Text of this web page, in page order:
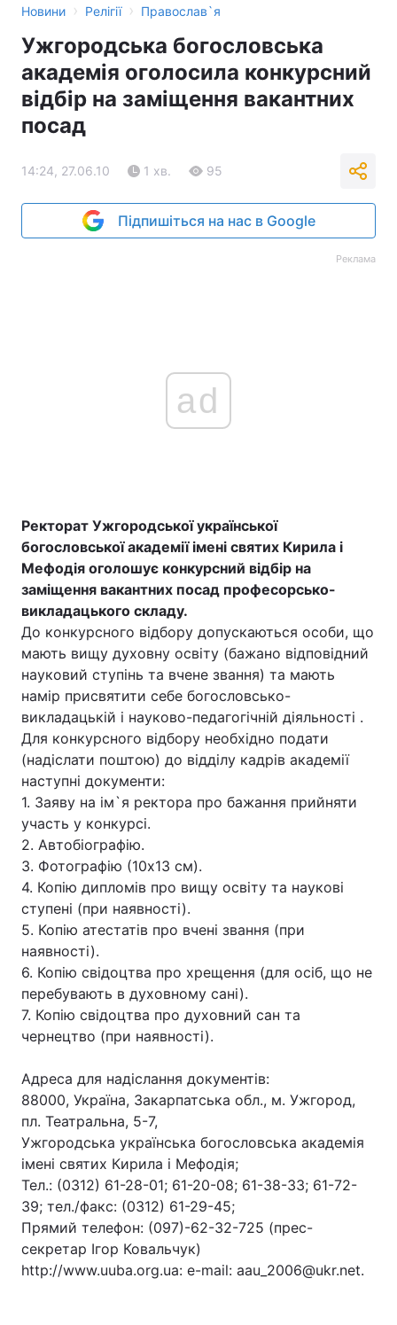
Новини › Релігії › Православ`я
Ужгородська богословська
академiя оголосила конкурсний
відбір на заміщення вакантних
посад
14:24, 27.06.10 1 хв. 95
Підпишіться на нас в Google
Реклама
ad
Ректорат Ужгородської української
богословської академії імені святих Кирила і
Мефодія оголошує конкурсний відбір на
заміщення вакантних посад професорсько-
викладацького складу.
До конкурсного відбору допускаються особи, що
мають вищу духовну освіту (бажано відповідний
науковий ступінь та вчене звання) та мають
намір присвятити себе богословсько-
викладацькій і науково-педагогічній діяльності .
Для конкурсного відбору необхідно подати
(надіслати поштою) до відділу кадрів академії
наступні документи:
1. Заяву на ім`я ректора про бажання прийняти
участь у конкурсі.
2. Автобіографію.
3. Фотографію (10х13 см).
4. Копію дипломів про вищу освіту та наукові
ступені (при наявності).
5. Копію атестатів про вчені звання (при
наявності).
6. Копію свідоцтва про хрещення (для осіб, що не
перебувають в духовному сані).
7. Копію свідоцтва про духовний сан та
чернецтво (при наявності).
Адреса для надіслання документів:
88000, Україна, Закарпатська обл., м. Ужгород,
пл. Театральна, 5-7,
Ужгородська українська богословська академія
імені святих Кирила і Мефодія;
Тел.: (0312) 61-28-01; 61-20-08; 61-38-33; 61-72-
39; тел./факс: (0312) 61-29-45;
Прямий телефон: (097)-62-32-725 (прес-
секретар Ігор Ковальчук)
http://www.uuba.org.ua: e-mail: aau_2006@ukr.net.